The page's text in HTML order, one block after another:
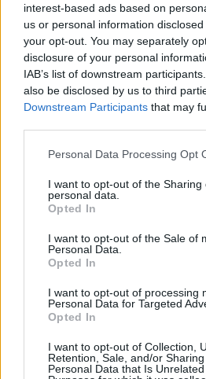
interest-based ads based on
us or personal information
your opt-out. You may separately
disclosure of your personal
IAB’s list of downstream
also be disclosed by us to third
Downstream Participants that may
Personal Data Processing Opt
I want to opt-out of the Sharing
personal data.
Opted In
I want to opt-out of the Sale of
Personal Data.
Opted In
I want to opt-out of processing
Personal Data for Targeted
Opted In
I want to opt-out of Collection,
Retention, Sale, and/or
Personal Data that Is
ΠΕΡΙΣΣΟΤΕΡΑ
Παιδί
Διατροφή
Υγεία